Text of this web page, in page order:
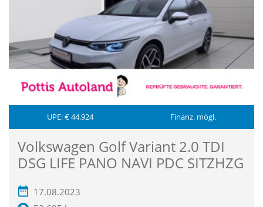
UPE: € 44.924 Finanz. mögl.
Volkswagen Golf Variant 2.0 TDI
DSG LIFE PANO NAVI PDC SITZHZG
17.08.2023